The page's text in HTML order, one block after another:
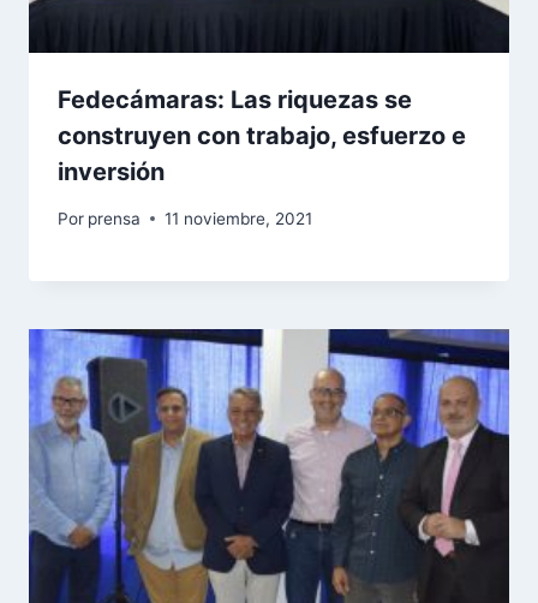
Fedecámaras: Las riquezas se
construyen con trabajo, esfuerzo e
inversión
Por prensa 11 noviembre, 2021